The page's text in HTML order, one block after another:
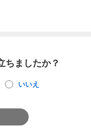
ちましたか？
いいえ